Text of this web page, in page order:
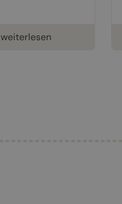
weiterlesen